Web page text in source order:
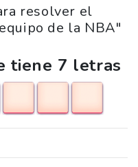
resolver el
de la NBA"
tiene 7 letras